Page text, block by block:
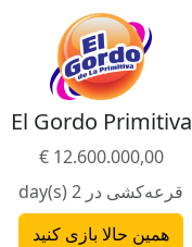
El Gordo Primitiva
12.600.000,00 €
قرعه‌کشی در 2 day(s)
همین حالا بازی کنید